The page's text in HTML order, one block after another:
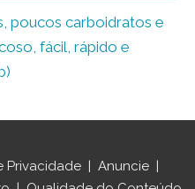
poucos carboidratos e
fácil, rápido e
Privacidade Anuncie